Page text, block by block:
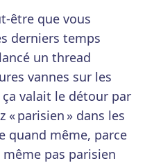
être que vous
derniers temps
un thread
vannes sur les
valait le détour par
« parisien » dans les
quand même, parce
pas parisien